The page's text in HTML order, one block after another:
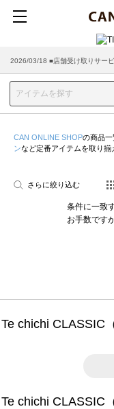
2026/03/18 ■店舗受け取りサー
CAN ONLINE SHOPの商品一
ンなど定番アイテムを取り揃
さらに絞り込む
条件に一致
お手数です
Te chichi CLASSIC
Te chichi CLASSIC